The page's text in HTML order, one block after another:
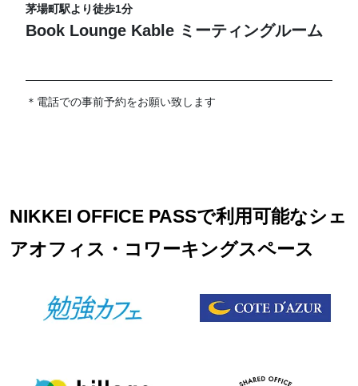
茅場町駅より徒歩1分
Book Lounge Kable ミーティングルーム
＊電話での事前予約をお願い致します
NIKKEI OFFICE PASSで利用可能なシェ
アオフィス・コワーキングスペース